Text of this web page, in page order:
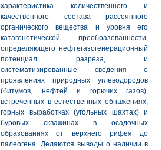
характеристика количественного и
качественного состава рассеянного
органического вещества и уровня его
катагенетической преобразованности,
определяющего нефтегазогенерационный
потенциал разреза, и
систематизированные сведения о
проявлениях природных углеводородов
(битумов, нефтей и горючих газов),
встреченных в естественных обнажениях,
горных выработках (угольных шахтах) и
буровых скважинах в осадочных
образованиях от верхнего рифея до
палеогена. Делаются выводы о наличии в